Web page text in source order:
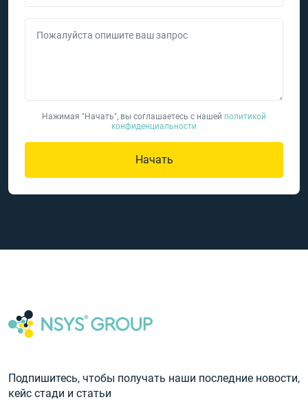
Пожалуйста опишите ваш запрос
Нажимая "Начать", вы соглашаетесь с нашей политикой
конфиденциальности
Начать
Подпишитесь, чтобы получать наши последние новости,
кейс стади и статьи